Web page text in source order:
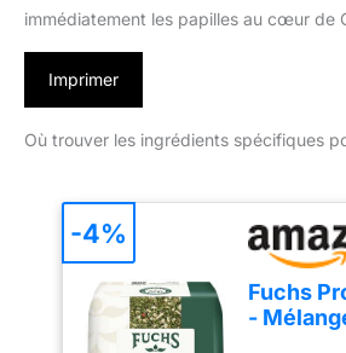
immédiatement les papilles au cœur de
Imprimer
Où trouver les ingrédients spécifiques
Fuchs
-
-4%